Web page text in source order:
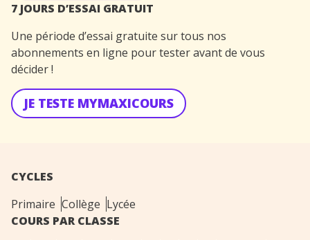
7 JOURS D’ESSAI GRATUIT
Une période d’essai gratuite sur tous nos
abonnements en ligne pour tester avant de vous
décider !
JE TESTE MYMAXICOURS
CYCLES
Primaire Collège Lycée
COURS PAR CLASSE